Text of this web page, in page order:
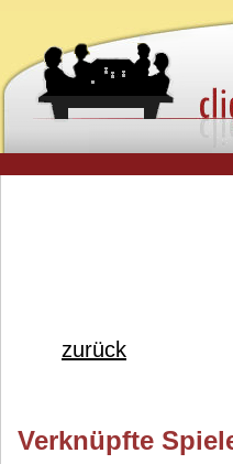
zurück
Verknüpfte